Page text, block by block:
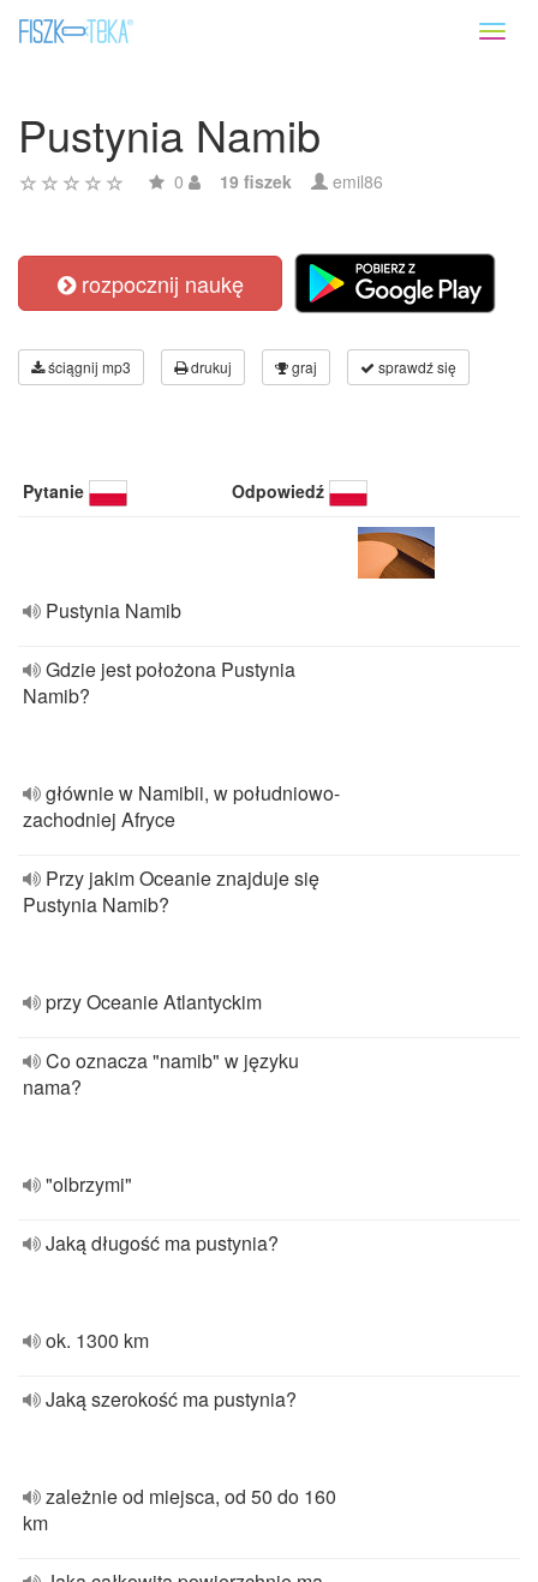
Pustynia Namib
0 19 fiszek emil86
rozpocznij naukę
ściągnij mp3 drukuj graj sprawdź się
Pytanie Odpowiedź
Pustynia Namib
Gdzie jest położona Pustynia
Namib?
głównie w Namibii, w południowo-
zachodniej Afryce
Przy jakim Oceanie znajduje się
Pustynia Namib?
przy Oceanie Atlantyckim
Co oznacza "namib" w języku
nama?
"olbrzymi"
Jaką długość ma pustynia?
ok. 1300 km
Jaką szerokość ma pustynia?
zależnie od miejsca, od 50 do 160
km